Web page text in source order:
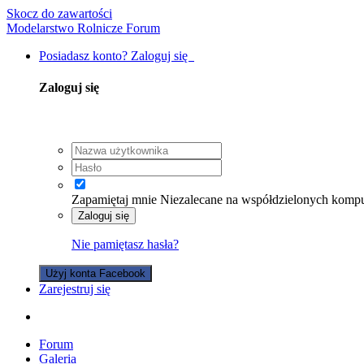
Skocz do zawartości
Modelarstwo Rolnicze Forum
Posiadasz konto? Zaloguj się
Zaloguj się
Zapamiętaj mnie Niezalecane na współdzielonych
Zaloguj się
Nie pamiętasz hasła?
Użyj konta Facebook
Zarejestruj się
Forum
Galeria